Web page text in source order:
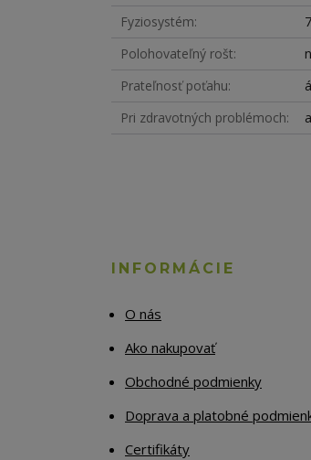
Fyziosystém
Polohovateľný rošt
Prateľnosť poťahu
Pri zdravotných problémoch
INFORMÁCIE
O nás
Ako nakupovať
Obchodné podmienky
Doprava a platobné
Certifikáty